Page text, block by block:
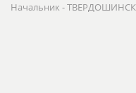
Начальник -